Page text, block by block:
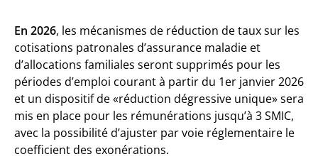
En 2026, les mécanismes de réduction de taux sur les
cotisations patronales d’assurance maladie et
d’allocations familiales seront supprimés pour les
périodes d’emploi courant à partir du 1er janvier 2026
et un dispositif de «réduction dégressive unique» sera
mis en place pour les rémunérations jusqu’à 3 SMIC,
avec la possibilité d’ajuster par voie réglementaire le
coefficient des exonérations.